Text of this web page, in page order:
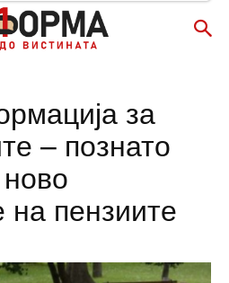
за
– познато
пензиите